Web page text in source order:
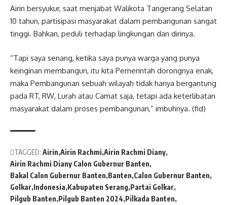
Airin bersyukur, saat menjabat Walikota Tangerang Selatan
10 tahun, partisipasi masyarakat dalam pembangunan sangat
tinggi. Bahkan, peduli terhadap lingkungan dan dirinya.
“Tapi saya senang, ketika saya punya warga yang punya
keinginan membangun, itu kita Pemerintah dorongnya enak,
maka Pembangunan sebuah wilayah tidak hanya bergantung
pada RT, RW, Lurah atau Camat saja, tetapi ada keterlibatan
masyarakat dalam proses pembangunan,” imbuhnya. (fid)
TAGGED: Airin Airin Rachmi Airin Rachmi Diany
Airin Rachmi Diany Calon Gubernur Banten
Bakal Calon Gubernur Banten Banten Calon Gubernur Banten
Golkar Indonesia Kabupaten Serang Partai Golkar
Pilgub Banten Pilgub Banten 2024 Pilkada Banten